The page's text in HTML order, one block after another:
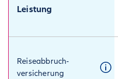
Leistung
Reiseabbruch­
versicherung